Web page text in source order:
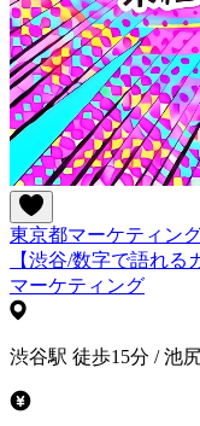
東京都マーケティン
【渋谷/数字で語れ
マーケティング
渋谷駅 徒歩15分 / 池